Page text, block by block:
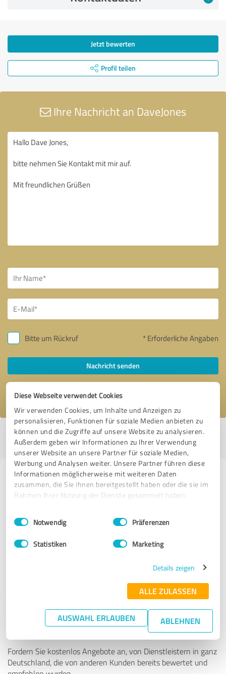
Diese Webseite verwendet Cookies
Wir verwenden Cookies, um Inhalte und Anzeigen zu
personalisieren, Funktionen für soziale Medien anbieten zu
können und die Zugriffe auf unsere Website zu analysieren.
Außerdem geben wir Informationen zu Ihrer Verwendung
unserer Website an unsere Partner für soziale Medien,
Werbung und Analysen weiter. Unsere Partner führen diese
Informationen möglicherweise mit weiteren Daten
zusammen, die Sie ihnen bereitgestellt haben oder die sie im
Rahmen Ihrer Nutzung der Dienste gesammelt haben.
Impressum Datenschutzbestimmungen
Einwilligungsauswahl
Notwendig Präferenzen
Statistiken Marketing
Details zeigen
ALLE ZULASSEN
AUSWAHL ERLAUBEN ABLEHNEN
Jetzt bewerten
Profil teilen
Ihre Nachricht an DaveJones
Bitte um Rückruf * Erforderliche Angaben
Nachricht senden
Ich stimme den Datenschutzbestimmungen
Profil aktiv seit 14.06.2025 |Letzte Aktualisierung: 01.08.2026|Profil
melden
Erfahrungen zu weiteren
Anbietern aus dem Bereich Beauty
simplyhairless Fachzentrum Bayreuth
325 Bewertungen
Tipp: Die passenden Experten finden - mit
Fordern Sie kostenlos Angebote an, von Dienstleistern in ganz
Deutschland, die von anderen Kunden bereits bewertet und